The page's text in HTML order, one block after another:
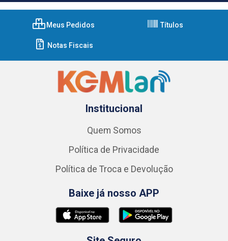
Meus Pedidos Títulos
Notas Fiscais
Institucional
Quem Somos
Política de Privacidade
Política de Troca e Devolução
Baixe já nosso APP